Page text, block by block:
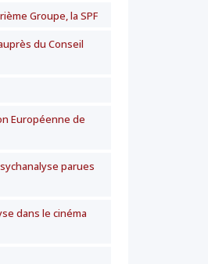
Groupe, la SPF
du Conseil
Européenne de
parues
dans le cinéma